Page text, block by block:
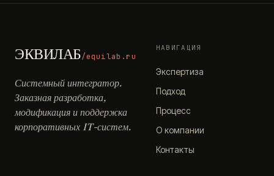
ЭКВИЛАБ/equilab.ru
Системный интегратор.
Заказная разработка,
модификация и поддержка
корпоративных IT-систем.
НАВИГАЦИЯ
Экспертиза
Подход
Процесс
О компании
Контакты